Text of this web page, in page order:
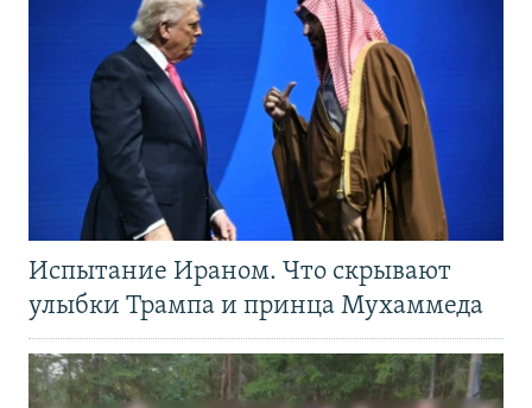
Испытание Ираном. Что скрывают
улыбки Трампа и принца Мухаммеда